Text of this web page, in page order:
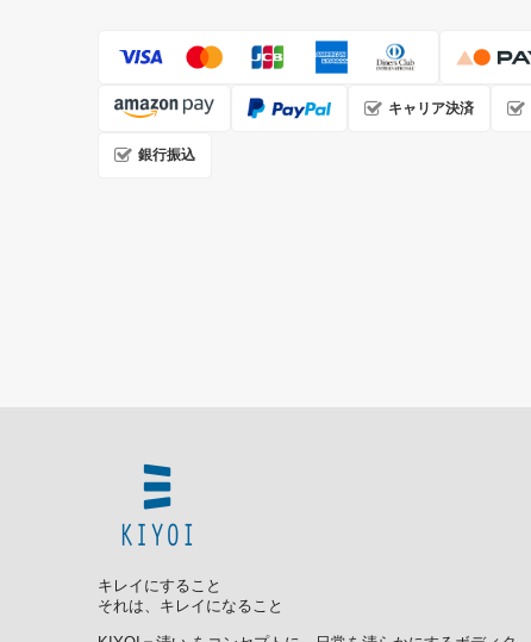
キャリア決済
銀行振込
キレイにすること
それは、キレイになること